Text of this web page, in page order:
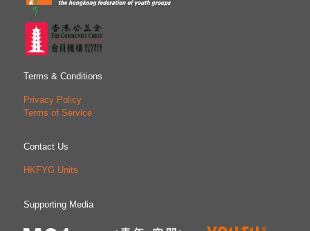
讀體驗、VR數碼藝術工作坊、XR延展實境空間製作、虛擬
學，輕鬆掌握數碼技能。參加者於活動期間完成指定任務，
更可換領主題盲盒紀念品，數量有限，換完即止。 Google
與Microsoft兩大科技巨頭將帶來專業前瞻的AI專題分享。
前者將示範如何善用Gemini技術提升教育界與非政府機構工
Microsoft Learn學習資源與認證資訊。兩場專題分享將分別
透過現場示範、案例分析及趨勢報告，協助參與者掌握AI應
數碼青年服務博覽」詳情 日期：5月16至18日（星期五至
Media 21媒體空間（M21） 香港香港仔石排灣邨石排灣商場
環、九龍塘及荃灣西。如欲乘搭，請於活動網站預先登記。
Terms & Conditions
Privacy Policy
Terms of Service
Contact Us
HKFYG Units
Supporting Media